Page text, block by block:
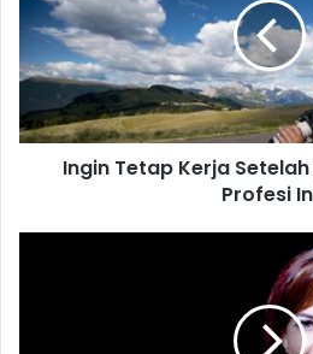
Setelah
Pensiun?
Coba
Profesi
Ini
Ingin Tetap Kerja
Profesi